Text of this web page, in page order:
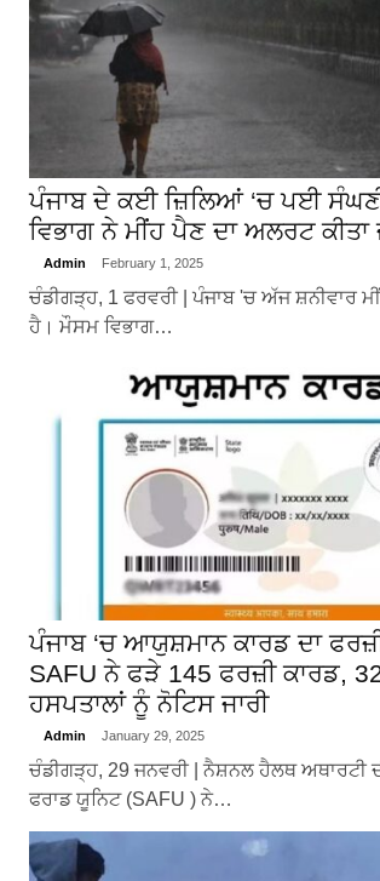
ਪੰਜਾਬ ਦੇ ਕਈ ਜ਼ਿਲਿਆਂ ‘ਚ ਪਈ
ਵਿਭਾਗ ਨੇ ਮੀਂਹ ਪੈਣ ਦਾ ਅਲਰਟ ਕੀਤਾ
Admin February 1, 2025
ਚੰਡੀਗੜ੍ਹ, 1 ਫਰਵਰੀ | ਪੰਜਾਬ 'ਚ ਅੱਜ ਸ਼ਨੀਵਾਰ
ਹੈ। ਮੌਸਮ ਵਿਭਾਗ…
ਪੰਜਾਬ ‘ਚ ਆਯੁਸ਼ਮਾਨ ਕਾਰਡ ਦਾ
SAFU ਨੇ ਫੜੇ 145 ਫਰਜ਼ੀ ਕਾਰਡ,
ਹਸਪਤਾਲਾਂ ਨੂੰ ਨੋਟਿਸ ਜਾਰੀ
Admin January 29, 2025
ਚੰਡੀਗੜ੍ਹ, 29 ਜਨਵਰੀ | ਨੈਸ਼ਨਲ ਹੈਲਥ ਅਥਾਰਟੀ
ਫਰਾਡ ਯੂਨਿਟ (SAFU ) ਨੇ…